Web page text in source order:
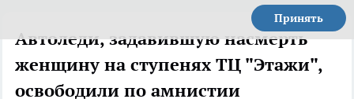
Принять
Автоледи, задавившую насмерть
женщину на ступенях ТЦ "Этажи",
освободили по амнистии